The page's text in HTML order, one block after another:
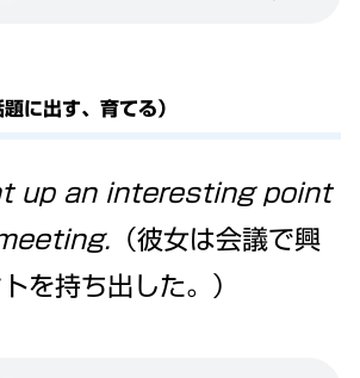
出す、育てる）
up an interesting point
（彼女は会議で興
を持ち出した。）